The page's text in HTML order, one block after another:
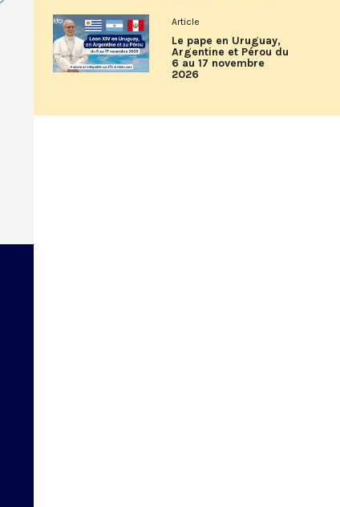
Article
Le pape en Uruguay,
Argentine et Pérou du
6 au 17 novembre
2026